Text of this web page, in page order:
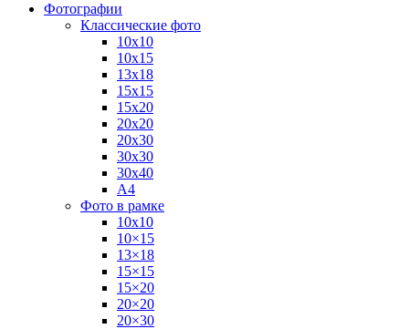
Фотографии
Классические фото
10х10
10х15
13х18
15х15
15х20
20х20
20х30
30х30
30х40
А4
Фото в рамке
10х10
10×15
13×18
15×15
15×20
20×20
20×30